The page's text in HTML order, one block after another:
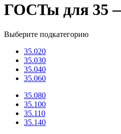
ГОСТы для 35
Выберите подкатегорию
35.020
35.030
35.040
35.060
35.080
35.100
35.110
35.140